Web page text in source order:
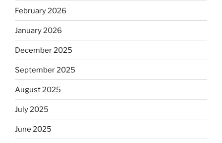
February 2026
January 2026
December 2025
September 2025
August 2025
July 2025
June 2025